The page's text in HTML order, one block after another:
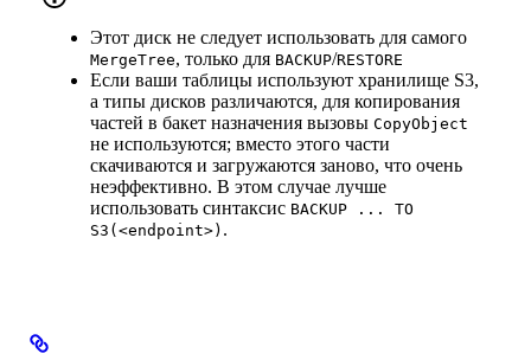
Этот диск не следует использовать для самого
MergeTree, только для BACKUP/RESTORE
Если ваши таблицы используют хранилище S3,
а типы дисков различаются, для копирования
частей в бакет назначения вызовы CopyObject
не используются; вместо этого части
скачиваются и загружаются заново, что очень
неэффективно. В этом случае лучше
использовать синтаксис BACKUP ... TO
S3(<endpoint>) .